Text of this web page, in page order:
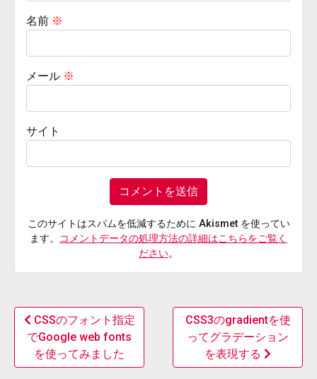
名前 ※
メール ※
サイト
このサイトはスパムを低減するために Akismet を使ってい
ます。
コメントデータの処理方法の詳細はこちらをご覧く
ださい。
CSSのフォント指定
でGoogle web fonts
を使ってみました
CSS3のgradientを使
ってグラデーション
を表現する